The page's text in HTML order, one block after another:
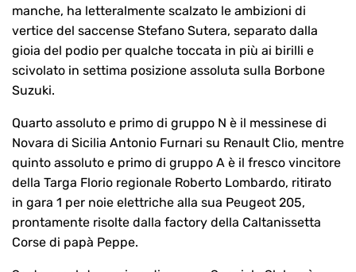
manche, ha letteralmente scalzato le ambizioni di
vertice del saccense Stefano Sutera, separato dalla
gioia del podio per qualche toccata in più ai birilli e
scivolato in settima posizione assoluta sulla Borbone
Suzuki.
Quarto assoluto e primo di gruppo N è il messinese di
Novara di Sicilia Antonio Furnari su Renault Clio, mentre
quinto assoluto e primo di gruppo A è il fresco vincitore
della Targa Florio regionale Roberto Lombardo, ritirato
in gara 1 per noie elettriche alla sua Peugeot 205,
prontamente risolte dalla factory della Caltanissetta
Corse di papà Peppe.